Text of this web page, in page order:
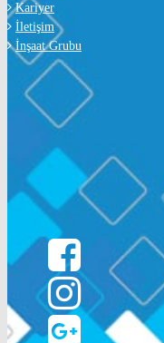
Kariyer
İletişim
İnşaat Grubu